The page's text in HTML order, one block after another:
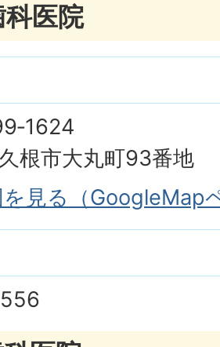
医院
根市大丸町93番地
見る（GoogleMap